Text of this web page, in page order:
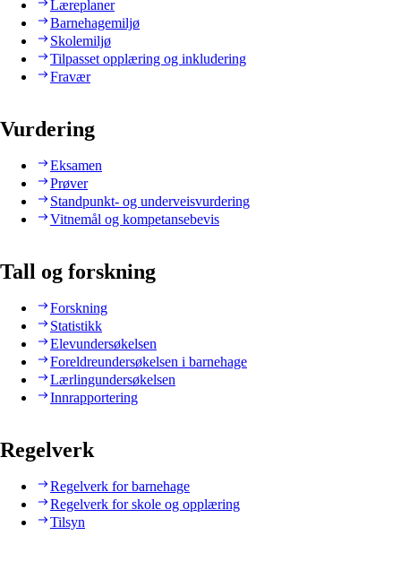
Læreplaner
Barnehagemiljø
Skolemiljø
Tilpasset opplæring og inkludering
Fravær
Vurdering
Eksamen
Prøver
Standpunkt- og underveisvurdering
Vitnemål og kompetansebevis
Tall og forskning
Forskning
Statistikk
Elevundersøkelsen
Foreldreundersøkelsen i barnehage
Lærlingundersøkelsen
Innrapportering
Regelverk
Regelverk for barnehage
Regelverk for skole og opplæring
Tilsyn